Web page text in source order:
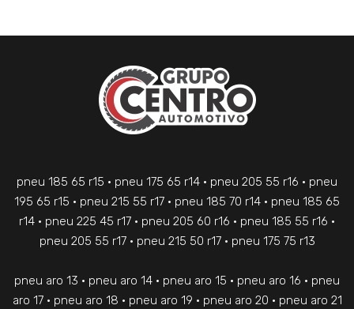
pneu 185 65 r15 • pneu 175 65 r14 • pneu 205 55 r16 • pneu
195 65 r15 • pneu 215 55 r17 • pneu 185 70 r14 • pneu 185 65
r14 • pneu 225 45 r17 • pneu 205 60 r16 • pneu 185 55 r16 •
pneu 205 55 r17 • pneu 215 50 r17 • pneu 175 75 r13
pneu aro 13 • pneu aro 14 • pneu aro 15 • pneu aro 16 • pneu
aro 17 • pneu aro 18 • pneu aro 19 • pneu aro 20 • pneu aro 21